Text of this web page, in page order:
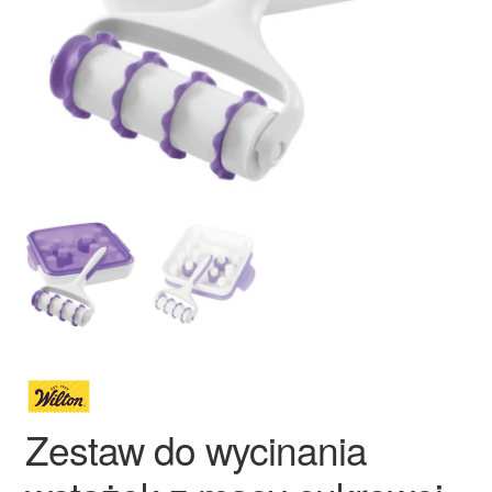
Ozdoby na tort weselny
Zestaw do wycinania